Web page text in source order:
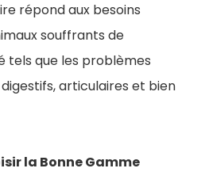
répond aux besoins
souffrants de
tels que les problèmes
articulaires et bien
la Bonne Gamme